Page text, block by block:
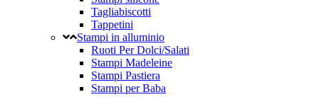
Tagliabiscotti
Tappetini
Stampi in alluminio
Ruoti Per Dolci/Salati
Stampi Madeleine
Stampi Pastiera
Stampi per Baba